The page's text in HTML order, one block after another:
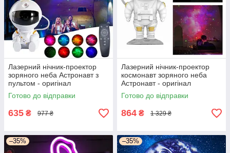
Лазерний нічник-проектор
зоряного неба Астронавт з
пультом - оригінал
Готово до відправки
635 ₴ 977 ₴
Лазерний нічник-проектор
космонавт зоряного неба
Астронавт - оригінал
Готово до відправки
864 ₴ 1 329 ₴
–35% –35%